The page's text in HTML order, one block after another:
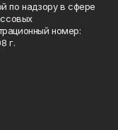
по надзору в сфере
номер:
г.